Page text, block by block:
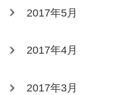
2017年5月
2017年4月
2017年3月